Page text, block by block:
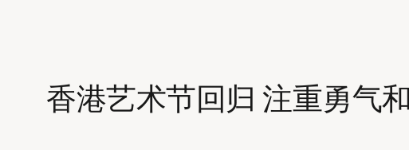
香港艺术节回归 注重勇气